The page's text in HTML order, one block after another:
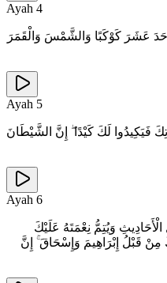
Ayah 4
أَحَدَ عَشَرَ كَوْكَبًا وَالشَّمْسَ وَالْقَمَرَ
Ayah 5
فَيَكِيدُوا لَكَ كَيْدًا ۖ إِنَّ الشَّيْطَانَ
Ayah 6
وَيُتِمُّ نِعْمَتَهُ عَلَيْكَ
مِنْ قَبْلُ إِبْرَاهِيمَ وَإِسْحَاقَ ۚ إِنَّ